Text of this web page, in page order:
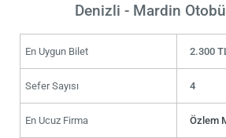
Denizli - Mardin
En Uygun Bilet 2.300
Sefer Sayısı 4
En Ucuz Firma Özlem